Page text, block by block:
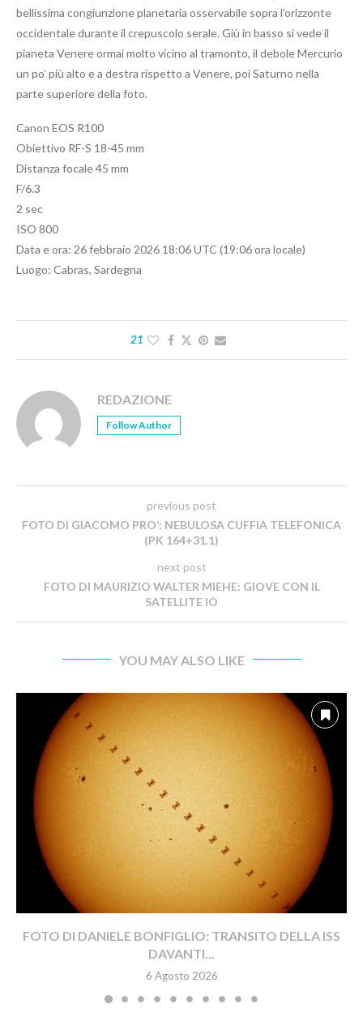
bellissima congiunzione planetaria osservabile sopra l’orizzonte
occidentale durante il crepuscolo serale. Giù in basso si vede il
pianeta Venere ormai molto vicino al tramonto, il debole Mercurio
un po’ più alto e a destra rispetto a Venere, poi Saturno nella
parte superiore della foto.
Canon EOS R100
Obiettivo RF-S 18-45 mm
Distanza focale 45 mm
F/6.3
2 sec
ISO 800
Data e ora: 26 febbraio 2026 18:06 UTC (19:06 ora locale)
Luogo: Cabras, Sardegna
21
REDAZIONE
Follow Author
previous post
FOTO DI GIACOMO PRO’: NEBULOSA CUFFIA TELEFONICA
(PK 164+31.1)
next post
FOTO DI MAURIZIO WALTER MIEHE: GIOVE CON IL
SATELLITE IO
YOU MAY ALSO LIKE
FOTO DI DANIELE BONFIGLIO: TRANSITO DELLA ISS
DAVANTI...
6 Agosto 2026